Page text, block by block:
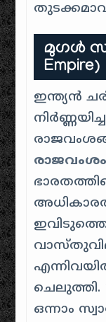
മുഗൾ
Empire)
ഇന്ത്യൻ
രാജവംശം
ചെലുത്തി.
ഒന്നാം